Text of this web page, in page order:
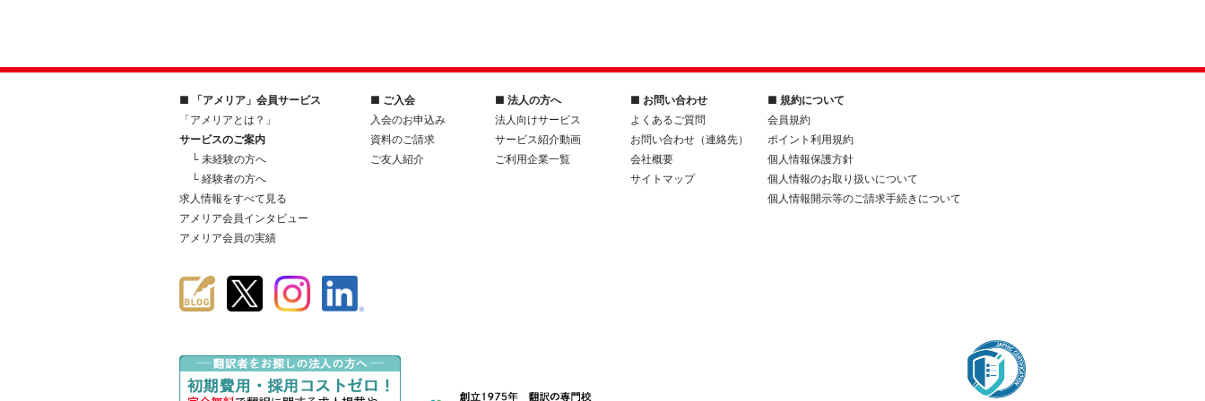
■ 「アメリア」会員サービス
「アメリアとは？」
サービスのご案内
└ 未経験の方へ
└ 経験者の方へ
求人情報をすべて見る
アメリア会員インタビュー
アメリア会員の実績
■ ご入会
入会のお申込み
資料のご請求
ご友人紹介
■ 法人の方へ
法人向けサービス
サービス紹介動画
ご利用企業一覧
■ お問い合わせ
よくあるご質問
お問い合わせ（連絡先）
会社概要
サイトマップ
■ 規約について
会員規約
ポイント利用規約
個人情報保護方針
個人情報のお取り扱いについて
個人情報開示等のご請求手続きについて